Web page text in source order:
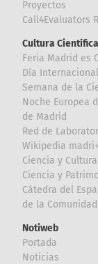
Proyectos
Call4Evaluators
Cultura Científica
Feria Madrid es
Día
Semana de la
Noche Europea
de Madrid
Red de
Wikipedia
Ciencia y Cultura
Ciencia y
Cátedra del
de la
Notiweb
Portada
Noticias